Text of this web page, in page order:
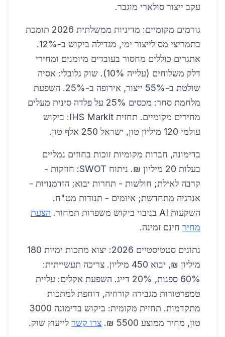
עקב ייצור סולארי מוגבר.
גורמים מקומיים: מדיניות ממשלתית 2026 תומכת
בתמריצי מס לייצור ימי, מגדילה ביקוש ב-12%.
אתגרים כוללים מחסור בעובדים מיומנים ומחירי
דלק משלוחים (עלייה 10%). שוק גלובלי: אסיה
שולטת ב-55% ייצור, אירופה ב-25%. השפעת
מלחמת סחר: מכסים 25% על פלדה סינית מעלים
מחירים מקומיים. תחזית IHS Markit: ביקוש
עולמי 120 מיליון טון, ישראל 250 אלף טון.
בדימונה, חברות מקומיות זוכות בחוזים נמליים
בעלות 20 מיליון ₪. ניתוח SWOT: חוזקות -
קרבה לאילת; חולשות - תחרות יבוא; הזדמנויות -
אנרגיה מתחדשת; איומים - תנודות מט"ח.
השקעות AI בניבוי ביקוש משפרות תמחור.
הצעת
מחיר חינם זמינה.
נתונים סטטיסטיים 2026: יצוא מתכות ימיות 180
מיליון ₪, יבוא 450 מיליון. צריכה תעשייתית:
60% ספנות, 20% דייג. השפעת אקלים: עליית
טמפרטורות מגבירה קורוזיה, דוחפת למתכות
מתקדמות. תחזית מקומית: ביקוש בדימונה 3000
טון, מחיר ממוצע 5500 ₪.
צרו קשר לייעוץ שוק.